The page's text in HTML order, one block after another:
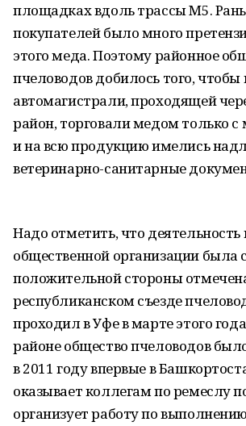
площадках вдоль трассы М5.
покупателей было много
этого меда. Поэтому районное
пчеловодов добилось того, чтобы
автомагистрали, проходящей
район, торговали медом только с
и на всю продукцию имелись
ветеринарно-санитарные
Надо отметить, что
общественной организации была с
положительной стороны
республиканском съезде
проходил в Уфе в марте этого
районе общество пчеловодов
в 2011 году впервые в
оказывает коллегам по ремеслу
организует работу по выполнению